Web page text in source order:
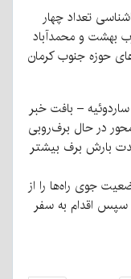
تعداد چهار
بهشت و محمدآباد
حوزه جنوب کرمان
– بافت خبر
محور در حال برف‌روبی
بارش برف بیشتر
جوی راه‌ها را از
و سپس اقدام به سفر